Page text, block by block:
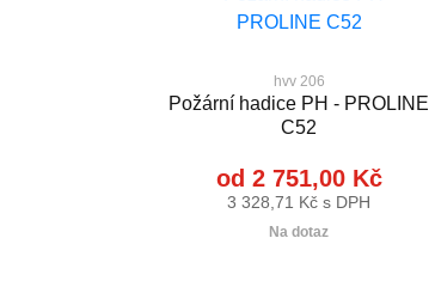
hvv 206
Požární hadice PH - PROLINE
C52
od 2 751,00 Kč
3 328,71 Kč s DPH
Na dotaz